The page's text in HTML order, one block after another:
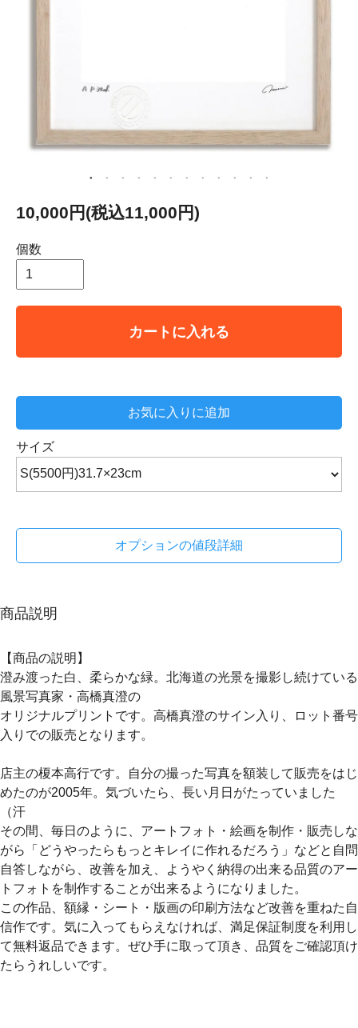
10,000円(税込11,000円)
個数
カートに入れる
お気に入りに追加
サイズ
オプションの値段詳細
商品説明
【商品の説明】
澄み渡った白、柔らかな緑。北海道の光景を撮影し続けている
風景写真家・高橋真澄の
オリジナルプリントです。高橋真澄のサイン入り、ロット番号
入りでの販売となります。
店主の榎本高行です。自分の撮った写真を額装して販売をはじ
めたのが2005年。気づいたら、長い月日がたっていました
（汗
その間、毎日のように、アートフォト・絵画を制作・販売しな
がら「どうやったらもっとキレイに作れるだろう」などと自問
自答しながら、改善を加え、ようやく納得の出来る品質のアー
トフォトを制作することが出来るようになりました。
この作品、額縁・シート・版画の印刷方法など改善を重ねた自
信作です。気に入ってもらえなければ、満足保証制度を利用し
て無料返品できます。ぜひ手に取って頂き、品質をご確認頂け
たらうれしいです。